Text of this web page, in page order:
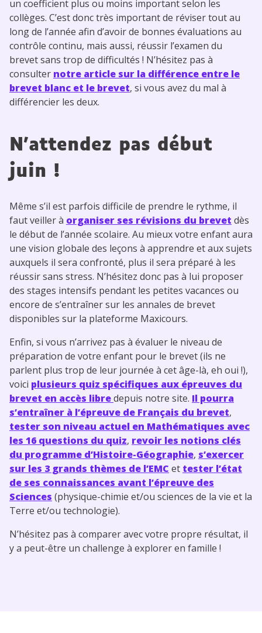
un coefficient plus ou moins important selon les
collèges. C’est donc très important de réviser tout au
long de l’année afin d’avoir de bonnes évaluations au
contrôle continu, mais aussi, réussir l’examen du
brevet sans trop de difficultés ! N’hésitez pas à
consulter notre article sur la différence entre le
brevet blanc et le brevet, si vous avez du mal à
différencier les deux.
N’attendez pas début
juin !
Même s’il est parfois difficile de prendre le rythme, il
faut veiller à organiser ses révisions du brevet dès
le début de l’année scolaire. Au mieux votre enfant aura
une vision globale des leçons à apprendre et aux sujets
auxquels il sera confronté, plus il sera préparé à les
réussir sans stress. N’hésitez donc pas à lui proposer
des stages intensifs pendant les petites vacances ou
encore de s’entraîner sur les annales de brevet
disponibles sur la plateforme Maxicours.
Enfin, si vous n’arrivez pas à évaluer le niveau de
préparation de votre enfant pour le brevet (ils ne
parlent plus trop de leur journée à cet âge-là, eh oui !),
voici plusieurs quiz spécifiques aux épreuves du
brevet en accès libredepuis notre site. Il pourra
s’entraîner à l’épreuve de Français du brevet,
tester son niveau actuel en Mathématiques avec
les 16 questions du quiz, revoir les notions clés
du programme d’Histoire-Géographie, s’exercer
sur les 3 grands thèmes de l’EMC et tester l’état
de ses connaissances avant l’épreuve des
Sciences (physique-chimie et/ou sciences de la vie et la
Terre et/ou technologie).
N’hésitez pas à comparer avec votre propre résultat, il
y a peut-être un challenge à explorer en famille !